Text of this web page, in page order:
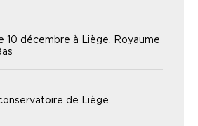
10 décembre à Liège, Royaume
de Liège